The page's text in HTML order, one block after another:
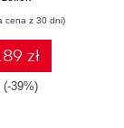
roboczym
cena z 30 dni)
zł
(-39%)